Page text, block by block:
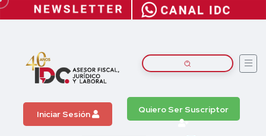
Iniciar Sesión Quiero Ser Suscriptor